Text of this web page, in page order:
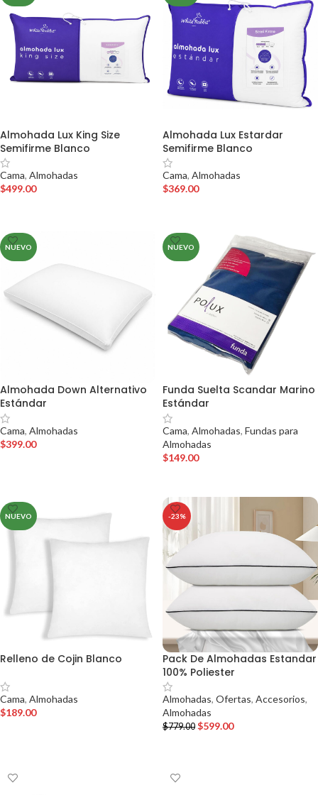
Almohada Lux King Size
Semifirme Blanco
Cama, Almohadas
$499.00
Almohada Lux Estardar
Semifirme Blanco
Cama, Almohadas
$369.00
NUEVO
Almohada Down Alternativo
Estándar
Cama, Almohadas
$399.00
NUEVO
Funda Suelta Scandar Marino
Estándar
Cama, Almohadas, Fundas para
Almohadas
$149.00
NUEVO
Relleno de Cojin Blanco
Cama, Almohadas
$189.00
-23%
Pack De Almohadas Estandar
100% Poliester
Almohadas, Ofertas, Accesorios,
Almohadas
$779.00 $599.00